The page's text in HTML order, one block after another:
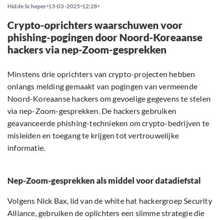
Hidde Scheper 13-03-2025 12:28
Crypto-oprichters waarschuwen voor
phishing-pogingen door Noord-Koreaanse
hackers via nep-Zoom-gesprekken
Minstens drie oprichters van crypto-projecten hebben
onlangs melding gemaakt van pogingen van vermeende
Noord-Koreaanse hackers om gevoelige gegevens te stelen
via nep-Zoom-gesprekken. De hackers gebruiken
geavanceerde phishing-technieken om crypto-bedrijven te
misleiden en toegang te krijgen tot vertrouwelijke
informatie.
Nep-Zoom-gesprekken als middel voor datadiefstal
Volgens Nick Bax, lid van de white hat hackergroep Security
Alliance, gebruiken de oplichters een slimme strategie die